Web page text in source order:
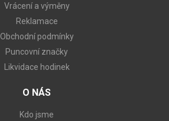
Vrácení a výměny
Reklamace
Obchodní podmínky
Puncovní značky
Likvidace hodinek
O NÁS
Kdo jsme